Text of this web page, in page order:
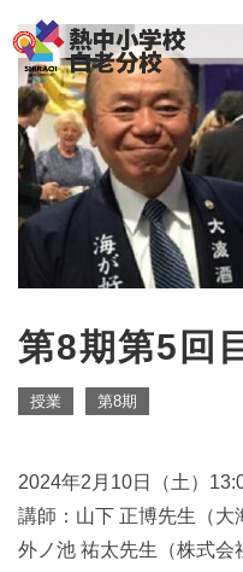
第8期第5回
授業 第8期
2024年2月10日（土）
講師：山下 正博先生（大
外ノ池 祐太先生（株式会